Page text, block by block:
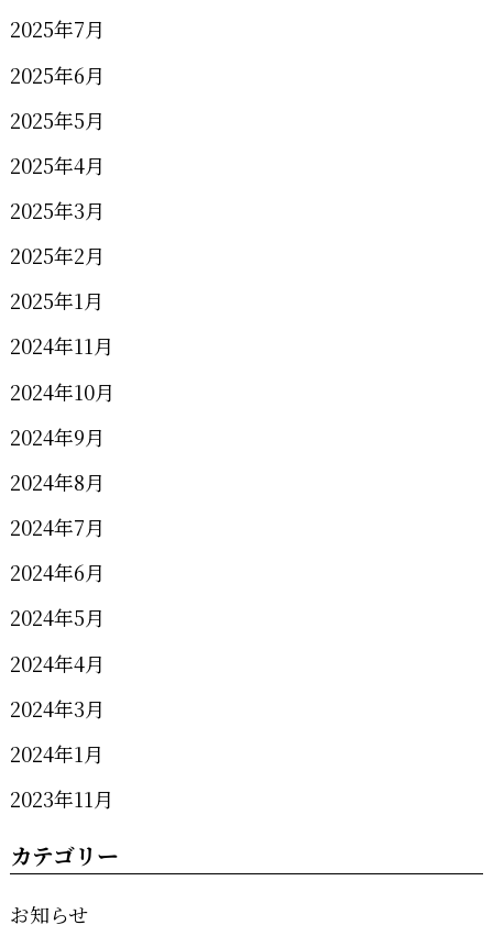
2025年7月
2025年6月
2025年5月
2025年4月
2025年3月
2025年2月
2025年1月
2024年11月
2024年10月
2024年9月
2024年8月
2024年7月
2024年6月
2024年5月
2024年4月
2024年3月
2024年1月
2023年11月
カテゴリー
お知らせ